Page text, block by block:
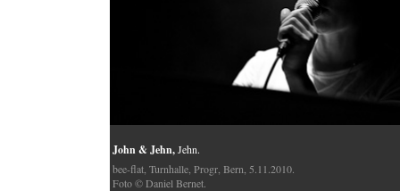
John & Jehn,Jehn.
bee-flat, Turnhalle, Progr, Bern, 5.11.2010.
Foto © Daniel Bernet.